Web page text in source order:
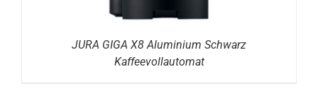
JURA GIGA X8 Aluminium Schwarz
Kaffeevollautomat